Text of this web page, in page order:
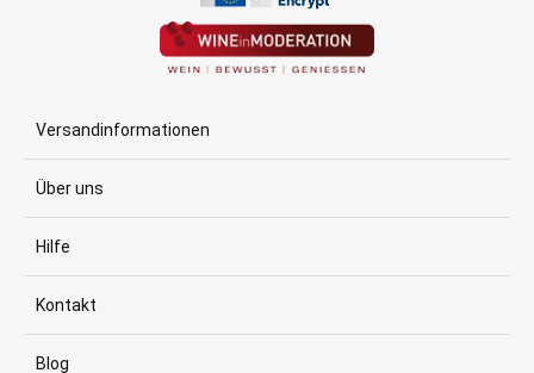
Versandinformationen
Über uns
Hilfe
Kontakt
Blog